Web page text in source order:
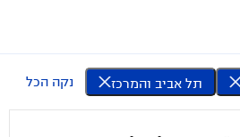
תל אביב והמרכז נקה הכל